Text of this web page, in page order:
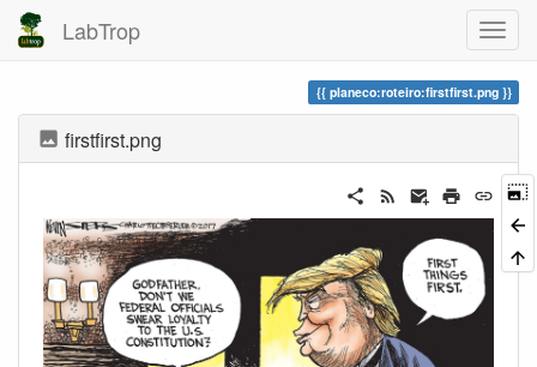
LabTrop
planeco:roteiro:firstfirst.png
firstfirst.png